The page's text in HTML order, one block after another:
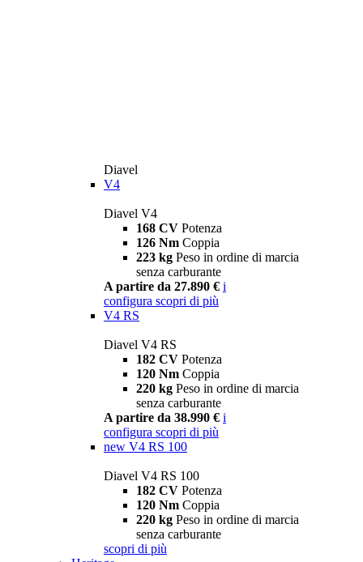
Diavel
V4
Diavel V4
168 CV Potenza
126 Nm Coppia
223 kg Peso in ordine di marcia
senza carburante
A partire da 27.890 € i
configura scopri di più
V4 RS
Diavel V4 RS
182 CV Potenza
120 Nm Coppia
220 kg Peso in ordine di marcia
senza carburante
A partire da 38.990 € i
configura scopri di più
new V4 RS 100
Diavel V4 RS 100
182 CV Potenza
120 Nm Coppia
220 kg Peso in ordine di marcia
senza carburante
scopri di più